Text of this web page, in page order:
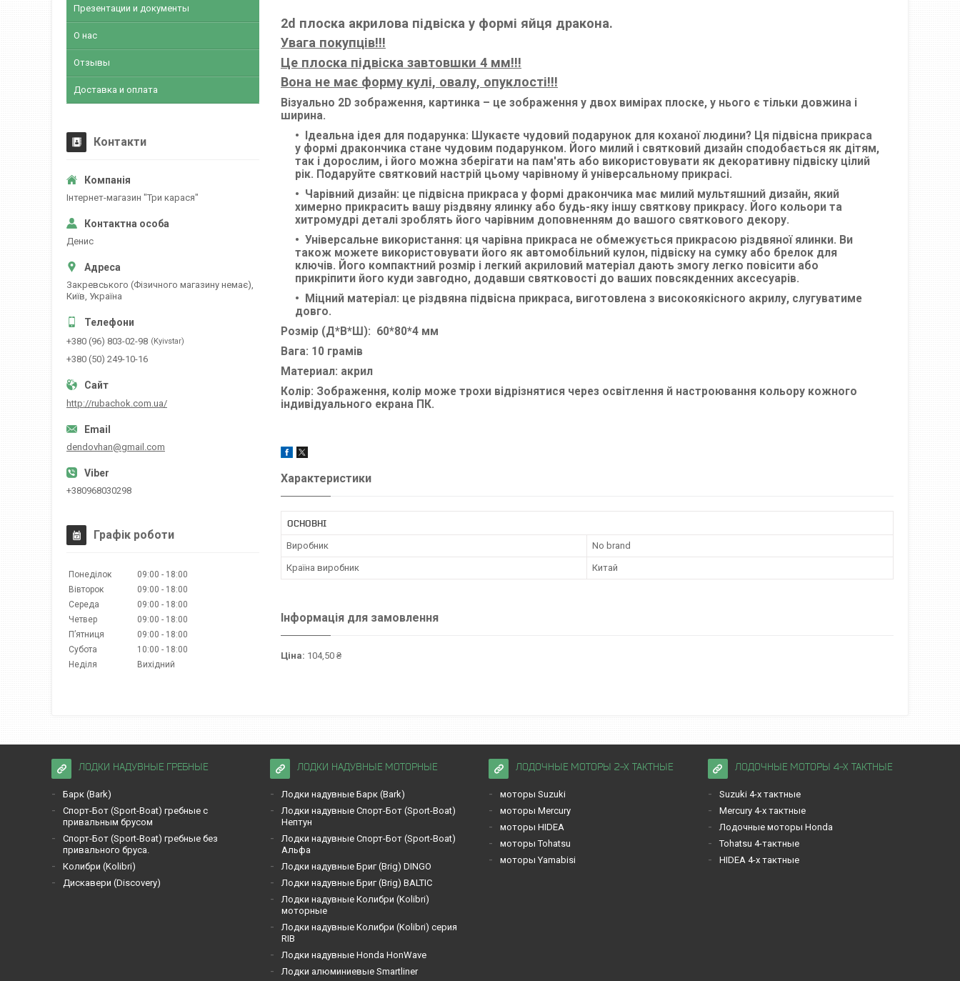
2d плоска акрилова підвіска у формі яйця дракона.
Увага покупців!!!
Це плоска підвіска завтовшки 4 мм!!!
Вона не має форму кулі, овалу, опуклості!!!
Візуально 2D зображення, картинка – це зображення у двох вимірах плоске, у нього є тільки довжина і
ширина.
Ідеальна ідея для подарунка: Шукаєте чудовий подарунок для коханої людини? Ця підвісна прикраса
у формі дракончика стане чудовим подарунком. Його милий і святковий дизайн сподобається як дітям,
так і дорослим, і його можна зберігати на пам'ять або використовувати як декоративну підвіску цілий
рік. Подаруйте святковий настрій цьому чарівному й універсальному прикрасі.
Чарівний дизайн: це підвісна прикраса у формі дракончика має милий мультяшний дизайн, який
химерно прикрасить вашу різдвяну ялинку або будь-яку іншу святкову прикрасу. Його кольори та
хитромудрі деталі зроблять його чарівним доповненням до вашого святкового декору.
Універсальне використання: ця чарівна прикраса не обмежується прикрасою різдвяної ялинки. Ви
також можете використовувати його як автомобільний кулон, підвіску на сумку або брелок для
ключів. Його компактний розмір і легкий акриловий матеріал дають змогу легко повісити або
прикріпити його куди завгодно, додавши святковості до ваших повсякденних аксесуарів.
Міцний матеріал: це різдвяна підвісна прикраса, виготовлена з високоякісного акрилу, слугуватиме
довго.
Розмір (Д*В*Ш): 60*80*4 мм
Вага: 10 грамів
Материал: акрил
Колір: Зображення, колір може трохи відрізнятися через освітлення й настроювання кольору кожного
індивідуального екрана ПК.
Характеристики
ОСНОВНІ
Виробник No brand
Країна виробник Китай
Інформація для замовлення
Ціна: 104,50 ₴
Презентации и документы
О нас
Отзывы
Доставка и оплата
Контакти
Інтернет-магазин "Три карася"
Денис
Закревського (Фізичного магазину немає),
Київ, Україна
+380 (96) 803-02-98 Kyivstar
+380 (50) 249-10-16
http://rubachok.com.ua/
dendovhan@gmail.com
+380968030298
Графік роботи
Понеділок 09:00
18:00
Вівторок
09:00
18:00
Середа
09:00
18:00
Четвер
09:00
18:00
Пʼятниця
09:00
18:00
Субота
10:00
18:00
Неділя
Вихідний
ЛОДКИ НАДУВНЫЕ ГРЕБНЫЕ
Барк (Bark)
Спорт-Бот (Sport-Boat) гребные с
привальным брусом
Спорт-Бот (Sport-Boat) гребные без
привального бруса.
Кoлибри (Kolibri)
Дискавери (Discoverу)
ЛОДКИ НАДУВНЫЕ МОТОРНЫЕ
Лодки надувные Барк (Bark)
Лодки надувные Спорт-Бот (Sport-Boat)
Нептун
Лодки надувные Спорт-Бот (Sport-Boat)
Альфа
Лодки надувные Бриг (Brig) DINGO
Лодки надувные Бриг (Brig) BALTIC
Лодки надувные Кoлибри (Kolibri)
моторные
Лодки надувные Кoлибри (Kolibri) серия
RIB
Лодки надувные Honda HonWave
Лодки алюминиевые Smartliner
ЛОДОЧНЫЕ МОТОРЫ 2-Х ТАКТНЫЕ
моторы Suzuki
моторы Mercury
моторы HIDEA
моторы Tohatsu
моторы Yamabisi
ЛОДОЧНЫЕ МОТОРЫ 4-Х ТАКТНЫЕ
Suzuki 4-х тактные
Mercury 4-х тактные
Лодочные моторы Honda
Tohatsu 4-тактные
HIDEA 4-х тактные